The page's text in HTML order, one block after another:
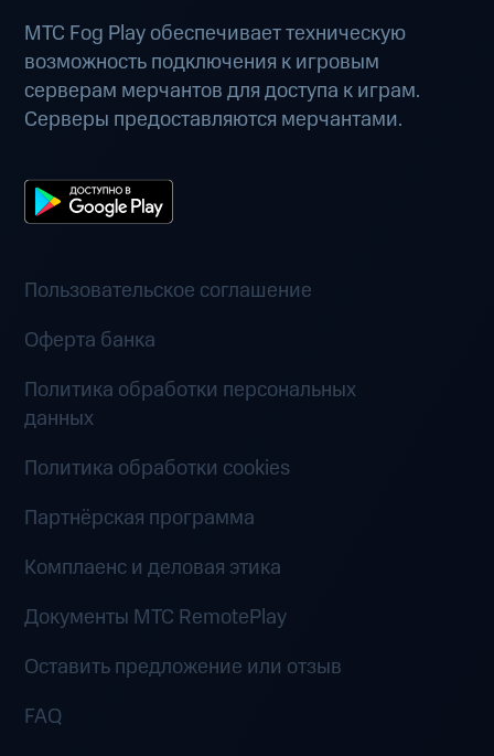
МТС Fog Play обеспечивает техническую
возможность подключения к игровым
серверам мерчантов для доступа к играм.
Серверы предоставляются мерчантами.
Пользовательское соглашение
Оферта банка
Политика обработки персональных
данных
Политика обработки cookies
Партнёрская программа
Комплаенс и деловая этика
Документы MTC RemotePlay
Оставить предложение или отзыв
FAQ